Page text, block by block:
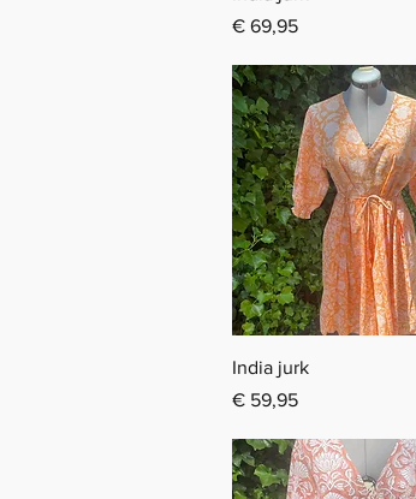
Prijs
€ 69,95
India jurk
Prijs
€ 59,95